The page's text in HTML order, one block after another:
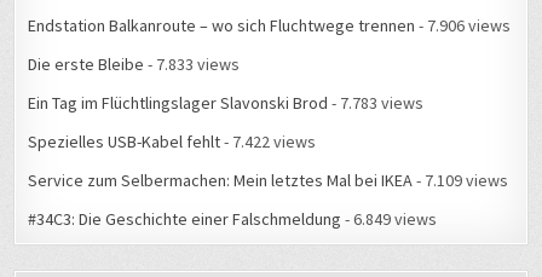
Endstation Balkanroute – wo sich Fluchtwege trennen - 7.906 views
Die erste Bleibe - 7.833 views
Ein Tag im Flüchtlingslager Slavonski Brod - 7.783 views
Spezielles USB-Kabel fehlt- 7.422 views
Service zum Selbermachen: Mein letztes Mal bei IKEA- 7.109 views
#34C3: Die Geschichte einer Falschmeldung - 6.849 views